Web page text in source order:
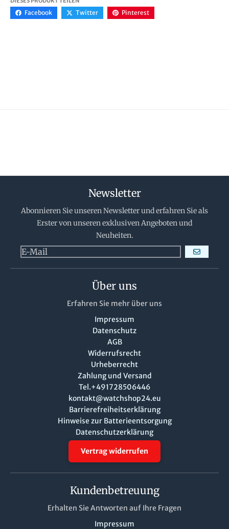
Facebook Twitter Pinterest
Newsletter
Abonnieren Sie unseren Newsletter und erfahren Sie als
Erster von unseren exklusiven Angeboten und
Neuheiten.
Über uns
Erfahren Sie mehr über uns
Impressum
Datenschutz
AGB
Widerrufsrecht
Urheberrecht
Zahlung und Versand
Tel.+491728506446
kontakt@watchshop24.eu
Barrierefreiheitserklärung
Hinweise zur Batterieentsorgung
Datenschutzerklärung
Vertrag widerrufen
Kundenbetreuung
Erhalten Sie Antworten auf Ihre Fragen
Impressum